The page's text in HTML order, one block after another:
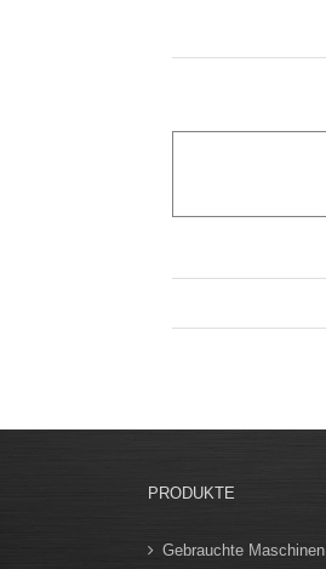
PRODUKTE
Gebrauchte Maschinen